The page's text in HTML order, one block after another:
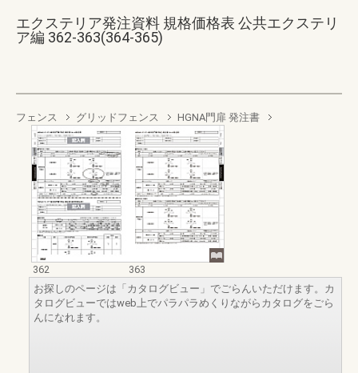
エクステリア発注資料 規格価格表 公共エクステリ
ア編 362-363(364-365)
フェンス グリッドフェンス HGNA門扉 発注書
362
363
お探しのページは「カタログビュー」でごらんいただけます。カ
タログビューではweb上でパラパラめくりながらカタログをごら
んになれます。